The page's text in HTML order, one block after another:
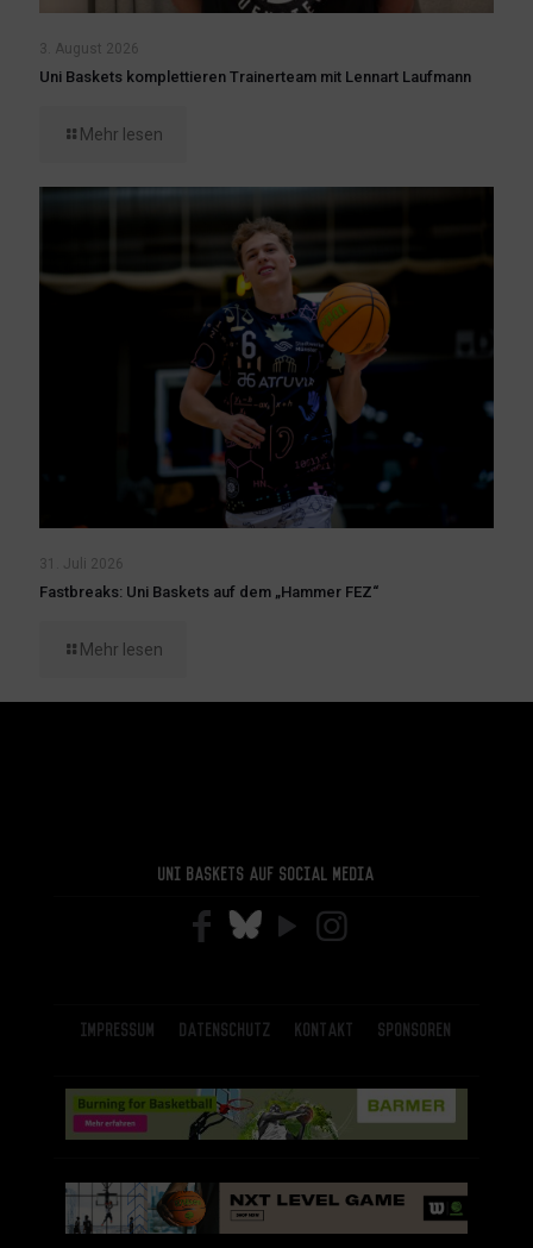
3. August 2026
Uni Baskets komplettieren Trainerteam mit Lennart Laufmann
Mehr lesen
31. Juli 2026
Fastbreaks: Uni Baskets auf dem „Hammer FEZ“
Mehr lesen
Uni Baskets auf Social Media
Impressum Datenschutz Kontakt Sponsoren